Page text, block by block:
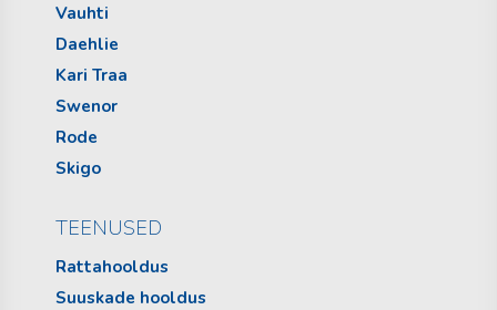
Vauhti
Daehlie
Kari Traa
Swenor
Rode
Skigo
TEENUSED
Rattahooldus
Suuskade hooldus